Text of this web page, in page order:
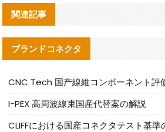
関連記事
ブランドコネクタ
I-PEX 高周波線束国産代替案の解説
CLIFFにおける国産コネクタテスト基準